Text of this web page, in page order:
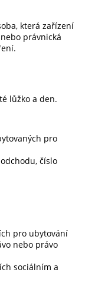
která zařízení
právnická
lůžko a den.
pro
číslo
pro ubytování
nebo právo
sociálním a